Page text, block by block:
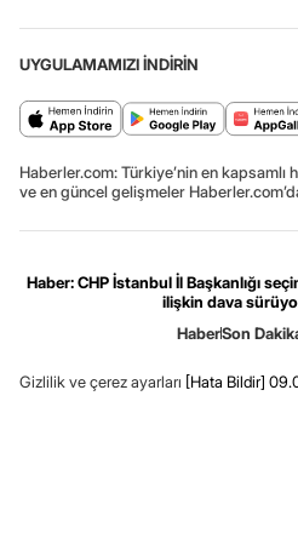
UYGULAMAMIZI İNDİRİN
Haberler.com: Türkiye’nin en
ve en güncel gelişmeler
Haber: CHP İstanbul İl Başkanlığı
ilişkin dava
HaberSon
Gizlilik ve çerez ayarları [Hata Bildir]